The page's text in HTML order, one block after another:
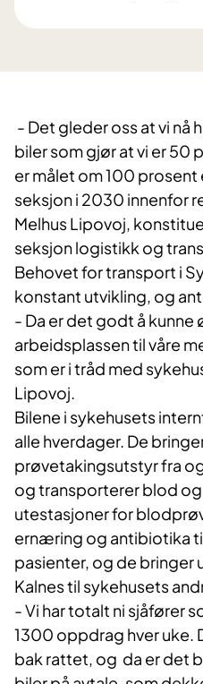
- Det gleder oss at vi nå
biler som gjør at vi er 50
er målet om 100
seksjon i 2030 innenfor
Melhus Lipovoj,
seksjon logistikk og
Behovet for transport i
konstant utvikling, og
- Da er det godt å kunne
arbeidsplassen til våre
som er i tråd med
Lipovoj.
Bilene i sykehusets
alle hverdager. De
prøvetakingsutstyr fra
og transporterer blod
utestasjoner for
ernæring og antibiotika
pasienter, og de bringer
Kalnes til sykehusets
- Vi har totalt ni sjåfører
1300 oppdrag hver uke.
bak rattet, og da er det